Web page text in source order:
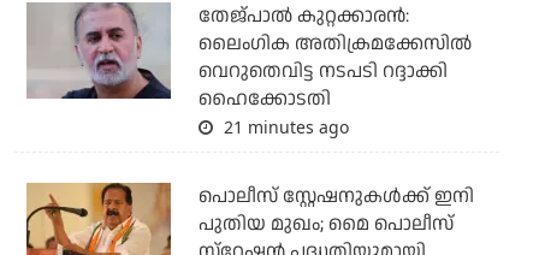
തേജ്പാല്‍ കുറ്റക്കാരന്‍:
ലൈംഗിക അതിക്രമക്കേസില്‍
വെറുതെവിട്ട നടപടി റദ്ദാക്കി
ഹൈക്കോടതി
21 minutes ago
പൊലീസ് സ്റ്റേഷനുകള്‍ക്ക് ഇനി
പുതിയ മുഖം; മൈ പൊലീസ്